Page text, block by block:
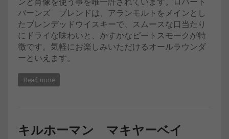
バーンズ ブレンドは、アランモルトをメインとし
たブレンデッドウイスキーで、スムースな口当たり
にドライな味わいと、かすかなピートスモークが特
徴です。気軽にお楽しみいただけるオールラウンダ
ーといえます。
Read more
キルホーマン マキヤーベイ